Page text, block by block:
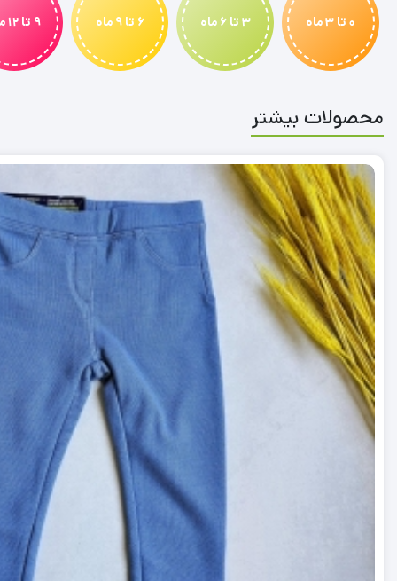
0 تا 3 ماه 3 تا 6 ماه 6 تا 9 ماه 9 تا 12 ماه
محصولات بیشتر